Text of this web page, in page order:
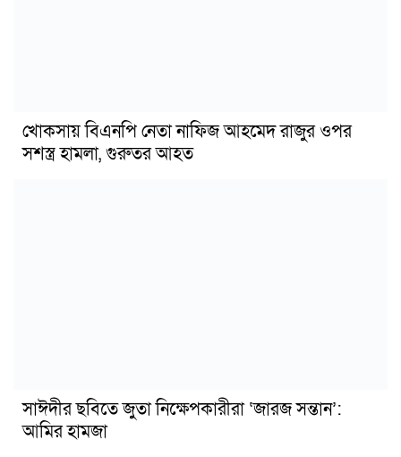
খোকসায় বিএনপি নেতা নাফিজ আহমেদ রাজুর ওপর
সশস্ত্র হামলা, গুরুতর আহত
সাঈদীর ছবিতে জুতা নিক্ষেপকারীরা ‘জারজ সন্তান’:
আমির হামজা